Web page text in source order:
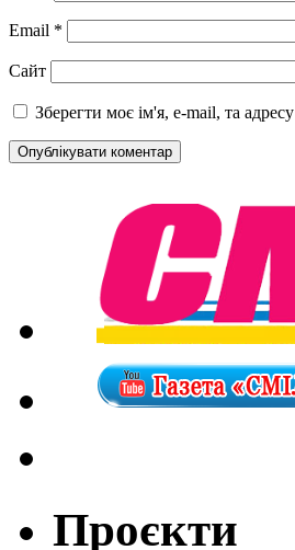
Email *
Сайт
Зберегти моє ім'я, e-mail, та
Проєкти